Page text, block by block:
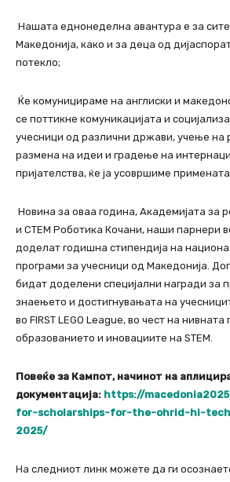
Нашата еднонеделна авантура е за
Македонија, како и за деца од
потекло;
Ќе комуницираме на англиски и
се поттикне комуникацијата и
учесници од различни држави, учење на
размена на идеи и градење на
пријателства, ќе ја усовршиме
Новина за оваа година, Академијата за
и СТЕМ Роботика Кочани, наши парнери
доделат годишна стипендија на
програми за учесници од Македонија.
бидат доделени специјални награди за
знаењето и достигнувањата на
во FIRST LEGO League, во чест на
образованието и иновациите на STEM.
Повеќе за Кампот, начинот на
документација: https://
for-scholarships-for-the-ohrid-hi-
2025/
На следниот линк можете да ги